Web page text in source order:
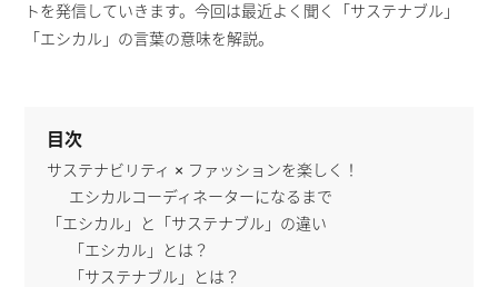
トを発信していきます。今回は最近よく聞く「サステナブル」
「エシカル」の言葉の意味を解説。
目次
サステナビリティ × ファッションを楽しく！
エシカルコーディネーターになるまで
「エシカル」と「サステナブル」の違い
「エシカル」とは？
「サステナブル」とは？